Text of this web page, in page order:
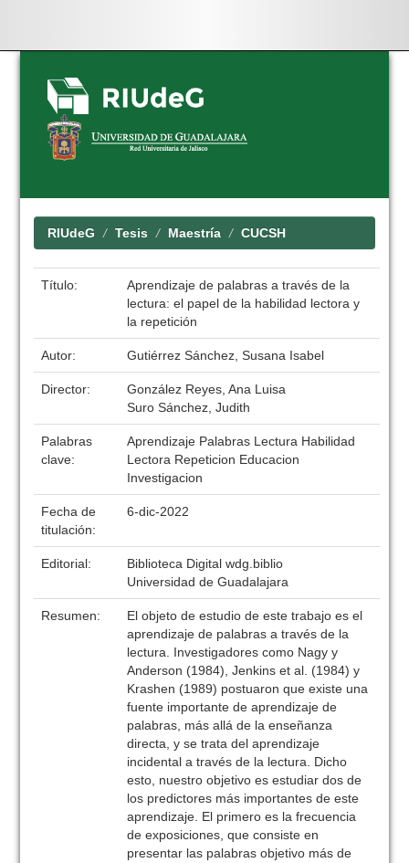
Skip
navigation
RIUdeG Tesis Maestría CUCSH
Título:
Aprendizaje de palabras a través de la
lectura: el papel de la habilidad lectora y
la repetición
Autor: Gutiérrez Sánchez, Susana Isabel
Director:
González Reyes, Ana Luisa
Suro Sánchez, Judith
Palabras
clave:
Aprendizaje Palabras Lectura Habilidad
Lectora Repeticion Educacion
Investigacion
Fecha de
titulación:
6-dic-2022
Editorial:
Biblioteca Digital wdg.biblio
Universidad de Guadalajara
Resumen:
El objeto de estudio de este trabajo es el
aprendizaje de palabras a través de la
lectura. Investigadores como Nagy y
Anderson (1984), Jenkins et al. (1984) y
Krashen (1989) postuaron que existe una
fuente importante de aprendizaje de
palabras, más allá de la enseñanza
directa, y se trata del aprendizaje
incidental a través de la lectura. Dicho
esto, nuestro objetivo es estudiar dos de
los predictores más importantes de este
aprendizaje. El primero es la frecuencia
de exposiciones, que consiste en
presentar las palabras objetivo más de